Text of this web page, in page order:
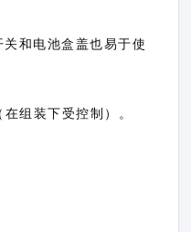
和电池盒盖也易于使
组装下受控制）。